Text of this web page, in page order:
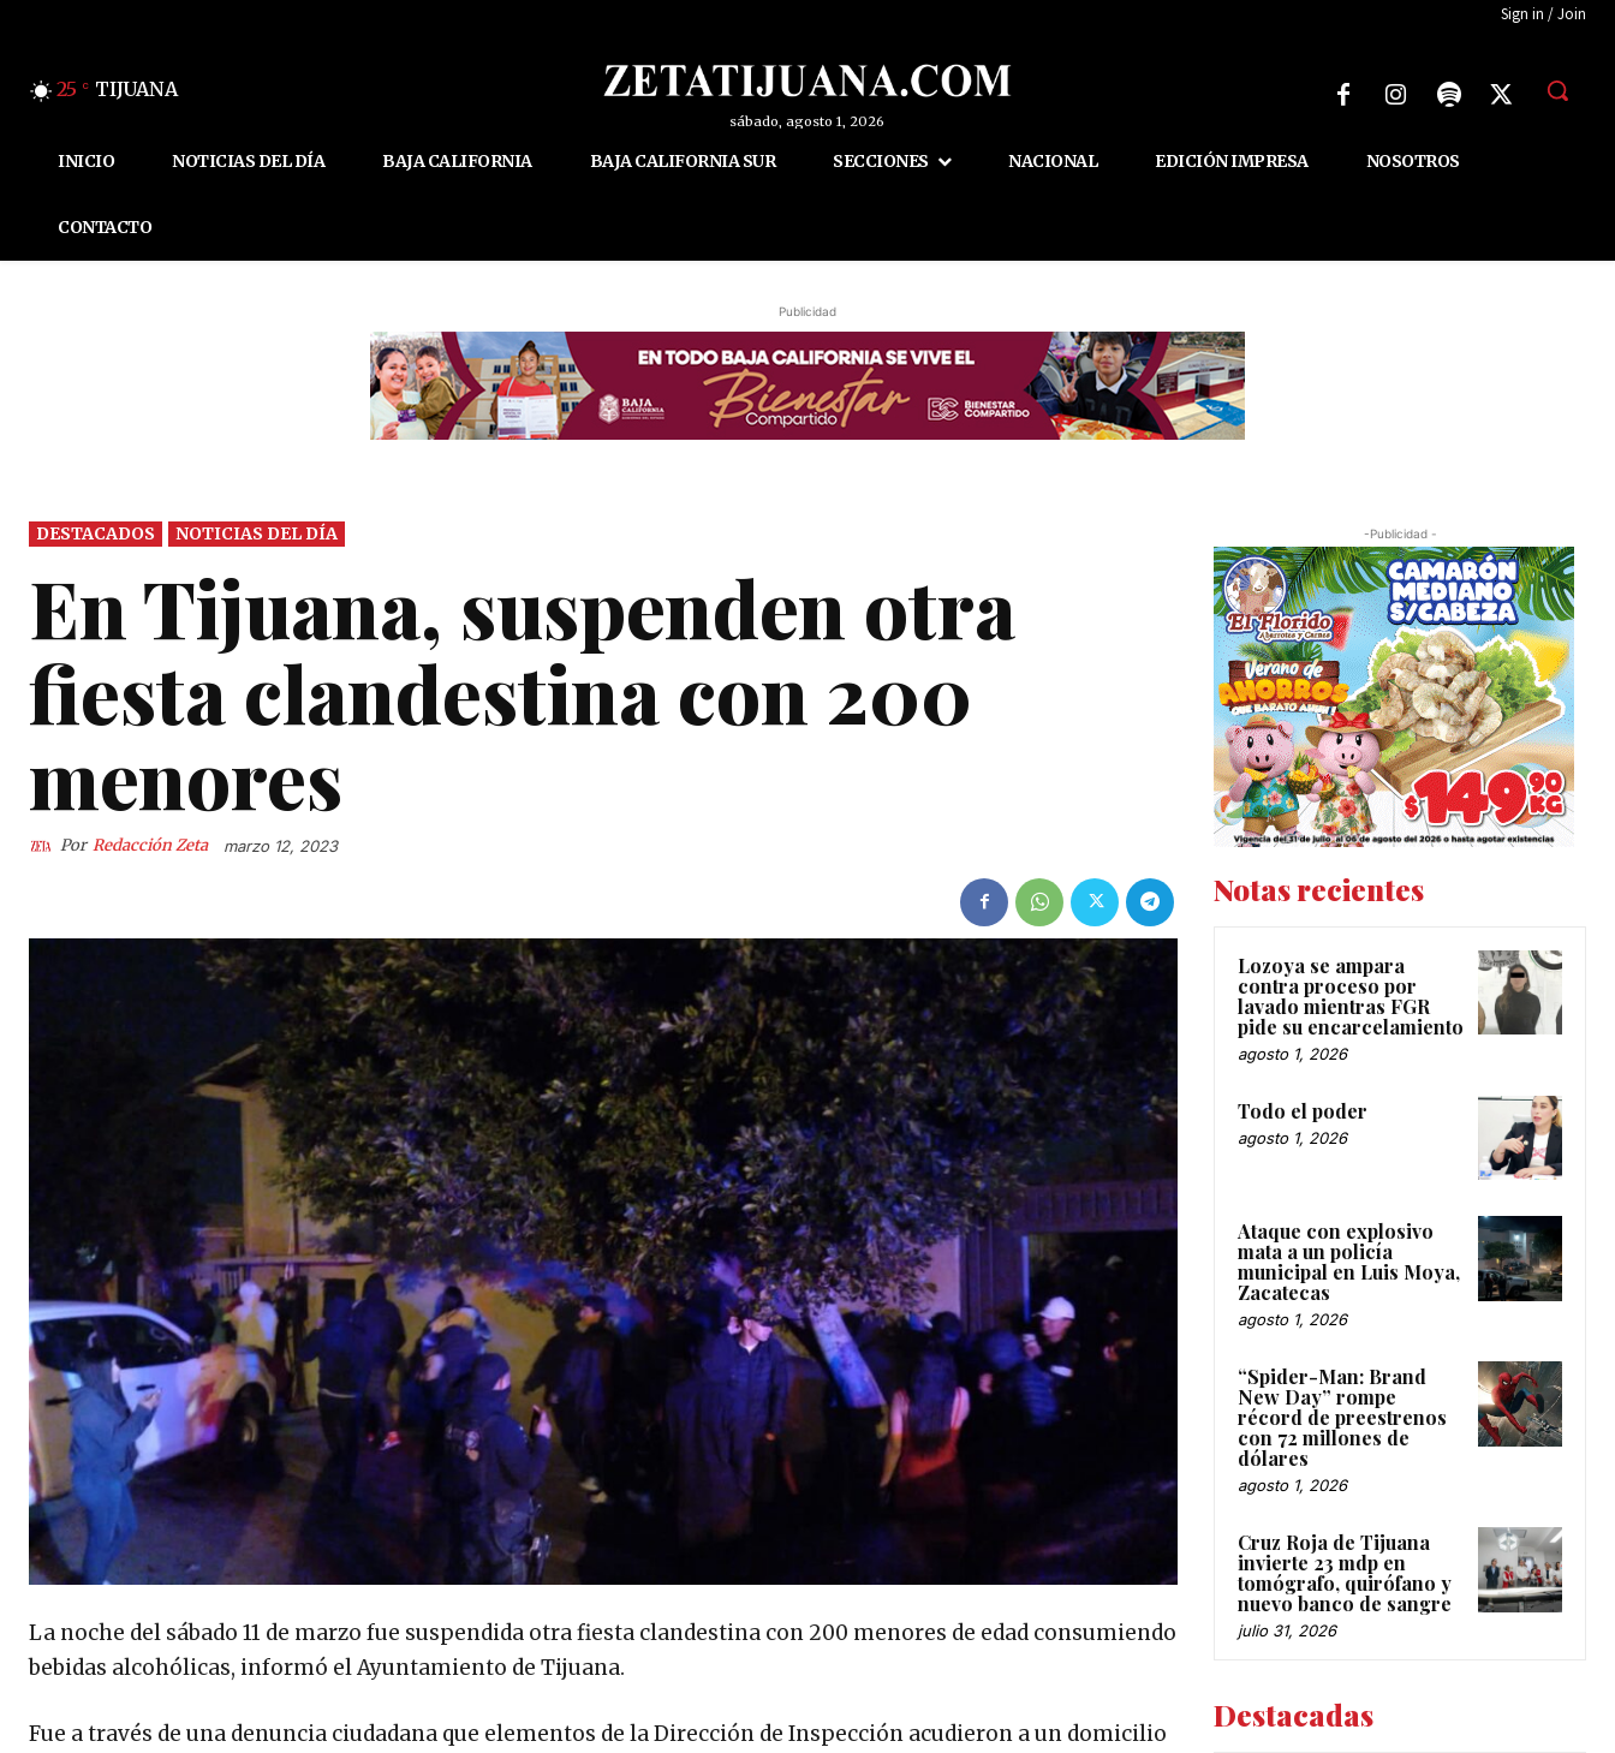
Sign in / Join
25 C TIJUANA
sábado, agosto 1, 2026
INICIO NOTICIAS DEL DÍA BAJA CALIFORNIA BAJA CALIFORNIA SUR SECCIONES NACIONAL EDICIÓN IMPRESA NOSOTROS
CONTACTO
Publicidad
DESTACADOS NOTICIAS DEL DÍA
En Tijuana, suspenden otra
fiesta clandestina con 200
menores
Por Redacción Zeta marzo 12, 2023
La noche del sábado 11 de marzo fue suspendida otra fiesta clandestina con 200 menores de edad consumiendo
bebidas alcohólicas, informó el Ayuntamiento de Tijuana.
Fue a través de una denuncia ciudadana que elementos de la Dirección de Inspección acudieron a un domicilio
-Publicidad -
Notas recientes
Lozoya se ampara
contra proceso por
lavado mientras FGR
pide su encarcelamiento
agosto 1, 2026
Todo el poder
agosto 1, 2026
Ataque con explosivo
mata a un policía
municipal en Luis Moya,
Zacatecas
agosto 1, 2026
“Spider-Man: Brand
New Day” rompe
récord de preestrenos
con 72 millones de
dólares
agosto 1, 2026
Cruz Roja de Tijuana
invierte 23 mdp en
tomógrafo, quirófano y
nuevo banco de sangre
julio 31, 2026
Destacadas